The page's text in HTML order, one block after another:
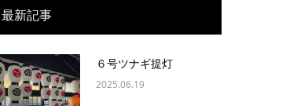
最新記事
６号ツナギ提灯
2025.06.19